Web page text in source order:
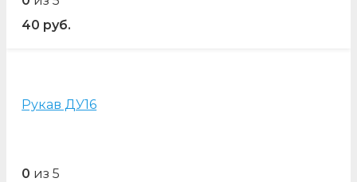
40 руб.
Рукав ДУ16
0 из 5